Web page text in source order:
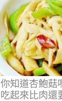
你知道杏鮑菇
吃起來比肉還